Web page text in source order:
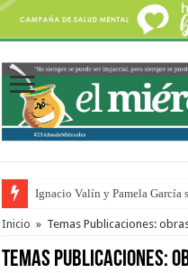
Ignacio Valín y Pamela García
Traigo el litoral en mi canción:
Inicio » Temas Publicaciones:
Temas Publicaciones: